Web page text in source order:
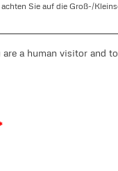
Sie auf die Groß-/
a human visitor and